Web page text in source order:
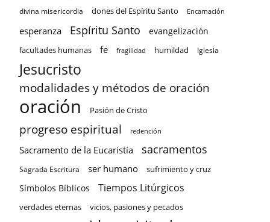
divina misericordia dones del Espíritu Santo Encarnación
esperanza Espíritu Santo evangelización
facultades humanas fe fragilidad humildad Iglesia
Jesucristo
modalidades y métodos de oración
oración Pasión de Cristo
progreso espiritual redención
Sacramento de la Eucaristía sacramentos
Sagrada Escritura ser humano sufrimiento y cruz
Símbolos Bíblicos Tiempos Litúrgicos
verdades eternas vicios, pasiones y pecados